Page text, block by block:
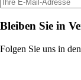
Bleiben Sie in
Folgen Sie uns in